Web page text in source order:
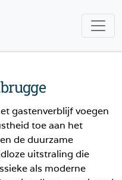
gastenverblijf voegen
toe aan het
de duurzame
uitstraling die
als moderne